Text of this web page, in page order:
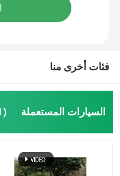
فئات أخرى منا
السيارات المستعملة (11)